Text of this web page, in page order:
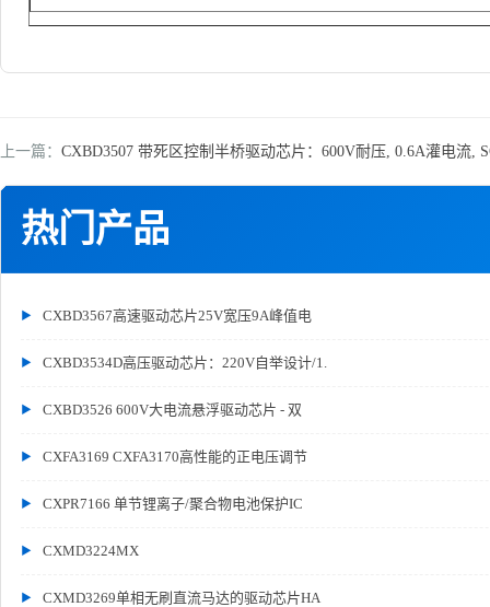
热门产品
CXBD3567高速驱动芯片25V宽压9A峰值电
CXBD3534D高压驱动芯片：220V自举设计/1.
CXBD3526 600V大电流悬浮驱动芯片 - 双
CXFA3169 CXFA3170高性能的正电压调节
CXPR7166 单节锂离子/聚合物电池保护IC
CXMD3224MX
CXMD3269单相无刷直流马达的驱动芯片HA
上一篇： CXBD3507 带死区控制半桥驱动芯片：600V耐压, 0.6A灌电流,